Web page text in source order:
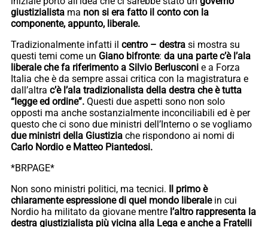
giustizialista ma non si era fatto il conto con la
componente, appunto, liberale.
Tradizionalmente infatti il centro – destra si mostra su
questi temi come un Giano bifronte: da una parte c’è l’ala
liberale che fa riferimento a Silvio Berlusconi e a Forza
Italia che è da sempre assai critica con la magistratura e
dall’altra c’è l’ala tradizionalista della destra che è tutta
“legge ed ordine”. Questi due aspetti sono non solo
opposti ma anche sostanzialmente inconciliabili ed è per
questo che ci sono due ministri dell’Interno o se vogliamo
due ministri della Giustizia che rispondono ai nomi di
Carlo Nordio e Matteo Piantedosi.
*BRPAGE*
Non sono ministri politici, ma tecnici. Il primo è
chiaramente espressione di quel mondo liberalein cui
Nordio ha militato da giovane mentre l’altro rappresenta la
destra giustizialista più vicina alla Lega e anche a Fratelli